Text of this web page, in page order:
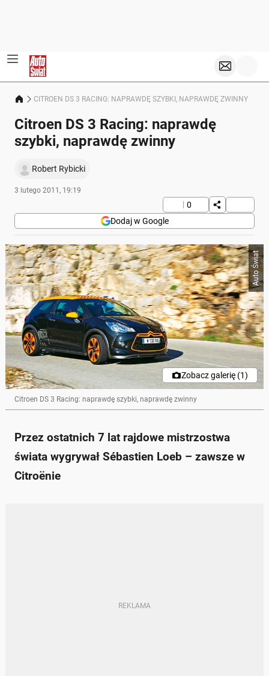
CITROEN DS 3 RACING: NAPRAWDĘ SZYBKI, NAPRAWDĘ ZWINNY
Citroen DS 3 Racing: naprawdę
szybki, naprawdę zwinny
Robert Rybicki
3 lutego 2011, 19:19
0
Dodaj w Google
Auto Świat
Zobacz galerię (1)
Citroen DS 3 Racing: naprawdę szybki, naprawdę zwinny
Przez ostatnich 7 lat rajdowe mistrzostwa
świata wygrywał Sébastien Loeb – zawsze w
Citroënie